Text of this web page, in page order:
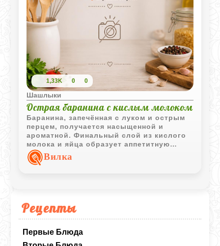
Рецепты
Первые Блюда
1,33K 0 0
Шашлыки
Острая баранина с кислым молоком
Баранина, запечённая с луком и острым
перцем, получается насыщенной и
ароматной. Финальный слой из кислого
молока и яйца образует аппетитную
румяную корочку и делает вкус блюда
более мягким и сбалансированным.
Вилка